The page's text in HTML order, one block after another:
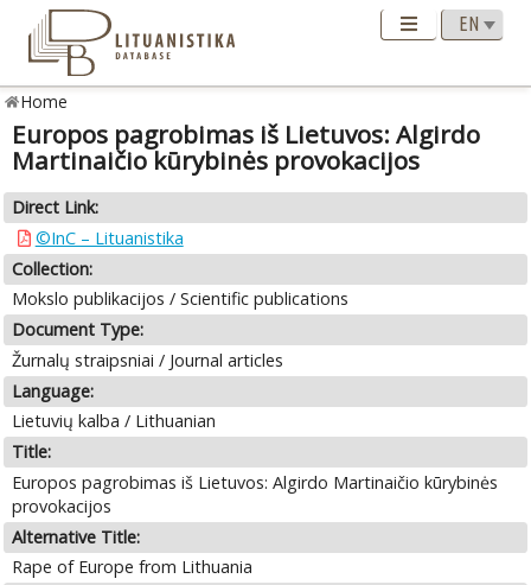
Home
Europos pagrobimas iš Lietuvos: Algirdo
Martinaičio kūrybinės provokacijos
Direct Link:
©InC – Lituanistika
Collection:
Mokslo publikacijos / Scientific publications
Document Type:
Žurnalų straipsniai / Journal articles
Language:
Lietuvių kalba / Lithuanian
Title:
Europos pagrobimas iš Lietuvos: Algirdo Martinaičio kūrybinės
provokacijos
Alternative Title:
Rape of Europe from Lithuania